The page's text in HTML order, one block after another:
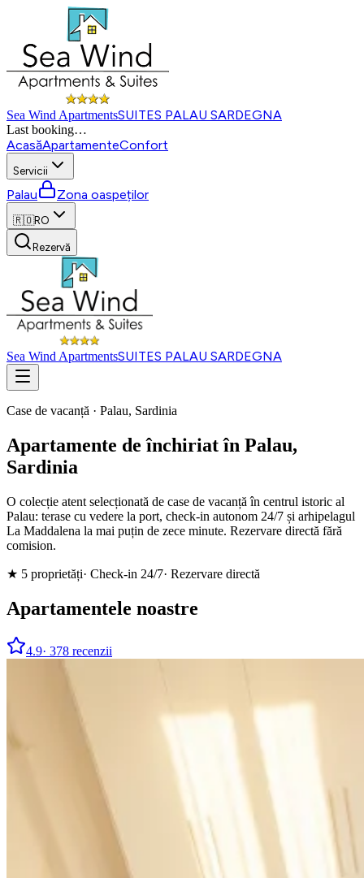
Sea Wind ApartmentsSUITES PALAU SARDEGNA
Last booking…
AcasăApartamenteConfort
Servicii
Palau Zona oaspeților
🇷🇴RO
Rezervă
Sea Wind ApartmentsSUITES PALAU SARDEGNA
Case de vacanță · Palau, Sardinia
Apartamente de închiriat în Palau,
Sardinia
O colecție atent selecționată de case de vacanță în centrul istoric al
Palau: terase cu vedere la port, check-in autonom 24/7 și arhipelagul
La Maddalena la mai puțin de zece minute. Rezervare directă fără
comision.
★ 5 proprietăți· Check-in 24/7· Rezervare directă
Apartamentele noastre
4.9· 378 recenzii